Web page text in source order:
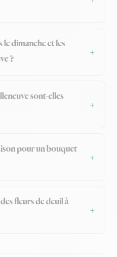
dimanche et les
?
sont-elles
pour un bouquet
fleurs de deuil à